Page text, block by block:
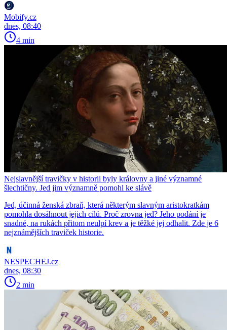
Mobify.cz
dnes, 08:40
4 min
Nejslavnější travičky v historii byly královny a jiné významné
šlechtičny. Jed jim významně pomohl ke slávě
Jed, účinná ženská zbraň, která některým slavným aristokratkám
pomohla dosáhnout jejich cílů. Proč zrovna jed? Jeho podání je
snadné, na rukách přitom neulpí krev a je těžké jej odhalit. Zde je 6
nejznámějších traviček historie.
NESPECHEJ.cz
dnes, 08:30
2 min